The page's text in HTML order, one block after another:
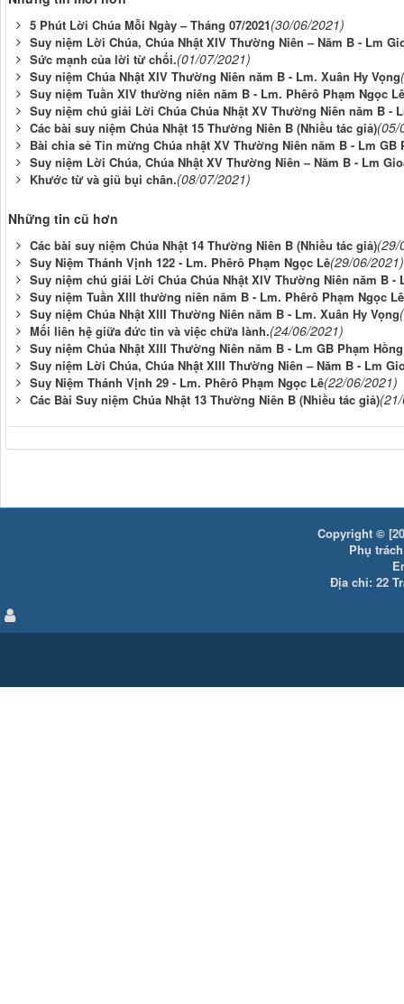
5 Phút Lời Chúa Mỗi Ngày – Tháng 07/2021(30/06/2021)
Suy niệm Lời Chúa, Chúa Nhật XIV Thường Niên – Năm B - Lm
Sức mạnh của lời từ chối.(01/07/2021)
Suy niệm Chúa Nhật XIV Thường Niên năm B - Lm. Xuân Hy Vọng
Suy niệm Tuần XIV thường niên năm B - Lm. Phêrô Phạm Ngọc Lê
Suy niệm chú giải Lời Chúa Chúa Nhật XV Thường Niên năm B -
Các bài suy niệm Chúa Nhật 15 Thường Niên B (Nhiều tác giả)(05/
Bài chia sẻ Tin mừng Chúa nhật XV Thường Niên năm B - Lm GB
Suy niệm Lời Chúa, Chúa Nhật XV Thường Niên – Năm B - Lm
Khước từ và giũ bụi chân.(08/07/2021)
Những tin cũ hơn
Các bài suy niệm Chúa Nhật 14 Thường Niên B (Nhiều tác giả)(29/
Suy Niệm Thánh Vịnh 122 - Lm. Phêrô Phạm Ngọc Lê(29/06/2021)
Suy niệm chú giải Lời Chúa Chúa Nhật XIV Thường Niên năm B -
Suy niệm Tuần XIII thường niên năm B - Lm. Phêrô Phạm Ngọc Lê
Suy niệm Chúa Nhật XIII Thường Niên năm B - Lm. Xuân Hy Vọng
Mối liên hệ giữa đức tin và việc chữa lành.(24/06/2021)
Suy niệm Chúa Nhật XIII Thường Niên năm B - Lm GB Phạm
Suy niệm Lời Chúa, Chúa Nhật XIII Thường Niên – Năm B - Lm
Suy Niệm Thánh Vịnh 29 - Lm. Phêrô Phạm Ngọc Lê(22/06/2021)
Các Bài Suy niệm Chúa Nhật 13 Thường Niên B (Nhiều tác giả)
Copyright ©
Phụ
Địa chỉ: 22